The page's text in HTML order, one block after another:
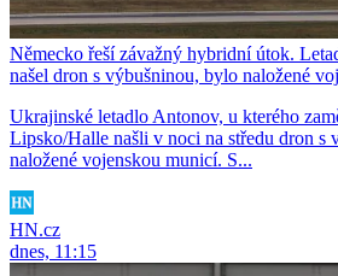
Německo řeší závažný hybridní útok.
našel dron s výbušninou, bylo naložené
Ukrajinské letadlo Antonov, u kterého
Lipsko/Halle našli v noci na středu dron s
naložené vojenskou municí. S...
HN.cz
dnes, 11:15